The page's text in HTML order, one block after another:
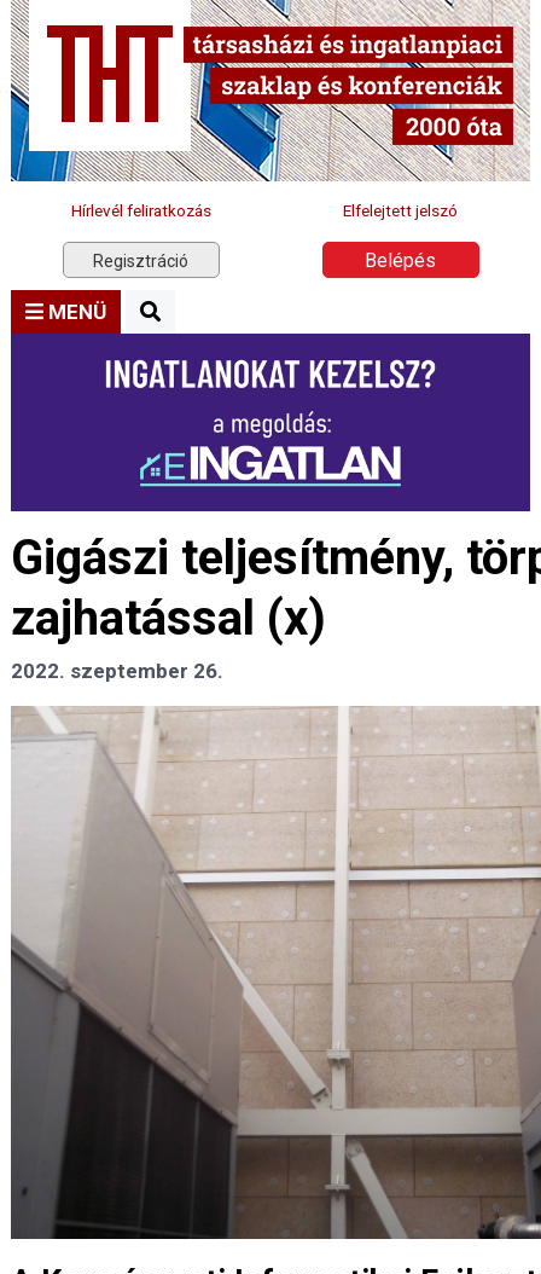
Hírlevél feliratkozás Elfelejtett jelszó
Regisztráció Belépés
MENÜ
Gigászi teljesítmény,
zajhatással (x)
2022. szeptember 26.